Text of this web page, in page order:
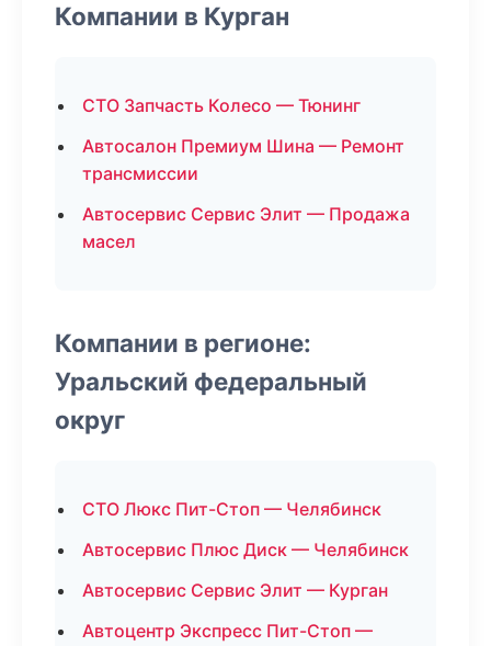
Компании в Курган
СТО Запчасть Колесо — Тюнинг
Автосалон Премиум Шина — Ремонт
трансмиссии
Автосервис Сервис Элит — Продажа
масел
Компании в регионе:
Уральский федеральный
округ
СТО Люкс Пит-Стоп — Челябинск
Автосервис Плюс Диск — Челябинск
Автосервис Сервис Элит — Курган
Автоцентр Экспресс Пит-Стоп —